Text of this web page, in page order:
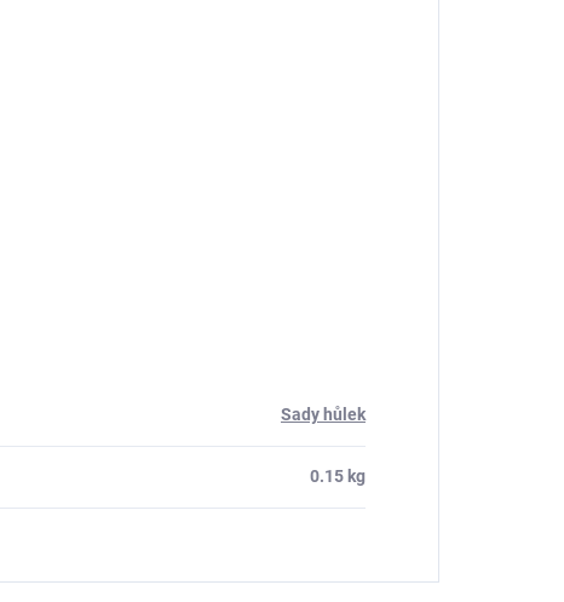
Sady hůlek
0.15 kg